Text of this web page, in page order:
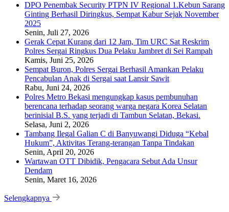
DPO Penembak Security PTPN IV Regional 1.Kebun Sarang
Ginting Berhasil Diringkus, Sempat Kabur Sejak November
2025
Senin, Juli 27, 2026
Gerak Cepat Kurang dari 12 Jam, Tim URC Sat Reskrim
Polres Sergai Ringkus Dua Pelaku Jambret di Sei Rampah
Kamis, Juni 25, 2026
Sempat Buron, Polres Sergai Berhasil Amankan Pelaku
Pencabulan Anak di Sergai saat Lansir Sawit
Rabu, Juni 24, 2026
Polres Metro Bekasi mengungkap kasus pembunuhan
berencana terhadap seorang warga negara Korea Selatan
berinisial B.S. yang terjadi di Tambun Selatan, Bekasi.
Selasa, Juni 2, 2026
Tambang Ilegal Galian C di Banyuwangi Diduga “Kebal
Hukum”, Aktivitas Terang-terangan Tanpa Tindakan
Senin, April 20, 2026
Wartawan OTT Dibidik, Pengacara Sebut Ada Unsur
Dendam
Senin, Maret 16, 2026
Selengkapnya